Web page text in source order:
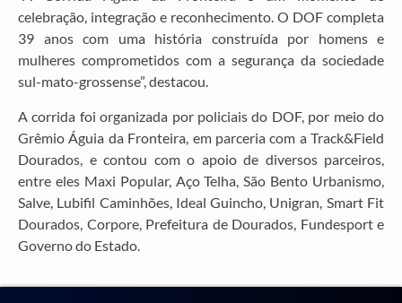
celebração, integração e reconhecimento. O DOF completa
39 anos com uma história construída por homens e
mulheres comprometidos com a segurança da sociedade
sul-mato-grossense”, destacou.
A corrida foi organizada por policiais do DOF, por meio do
Grêmio Águia da Fronteira, em parceria com a Track&Field
Dourados, e contou com o apoio de diversos parceiros,
entre eles Maxi Popular, Aço Telha, São Bento Urbanismo,
Salve, Lubifil Caminhões, Ideal Guincho, Unigran, Smart Fit
Dourados, Corpore, Prefeitura de Dourados, Fundesport e
Governo do Estado.